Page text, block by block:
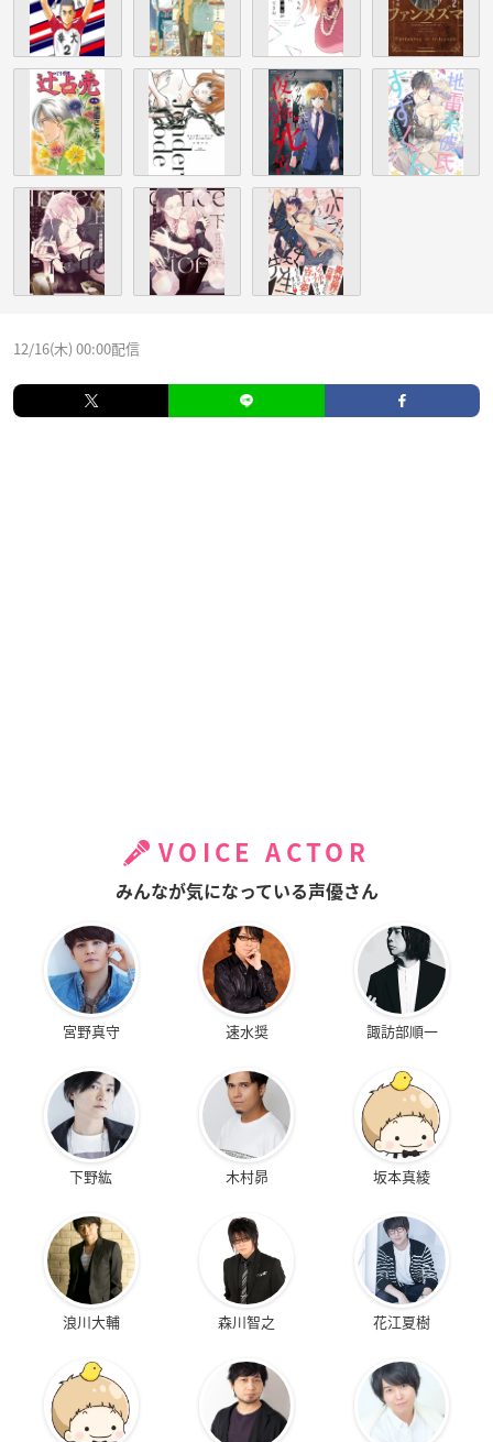
12/16(木) 00:00配信
VOICE ACTOR
みんなが気になっている声優さん
宮野真守 速水奨 諏訪部順一
下野紘 木村昴 坂本真綾
浪川大輔 森川智之 花江夏樹